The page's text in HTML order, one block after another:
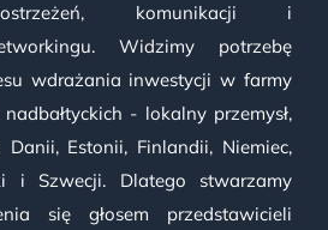
komunikacji i
Widzimy potrzebę
wdrażania inwestycji w farmy
- lokalny przemysł,
Danii, Estonii, Finlandii, Niemiec,
i Szwecji. Dlatego stwarzamy
się głosem przedstawicieli